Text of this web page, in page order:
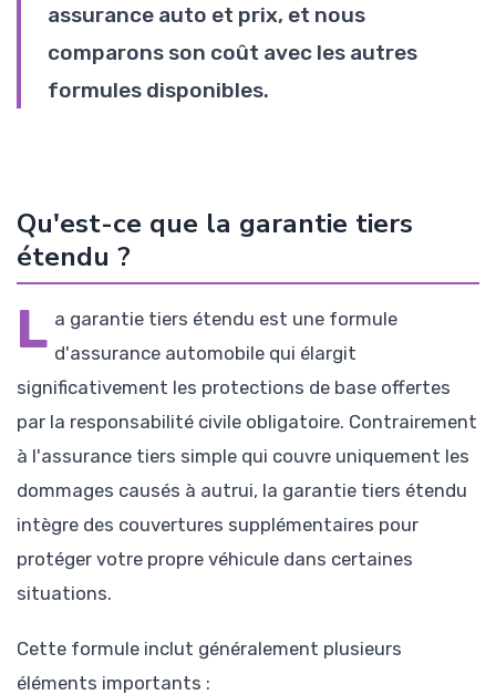
assurance auto et prix, et nous
comparons son coût avec les autres
formules disponibles.
Qu'est-ce que la garantie tiers
étendu ?
L a garantie tiers étendu est une formule
d'assurance automobile qui élargit
significativement les protections de base offertes
par la responsabilité civile obligatoire. Contrairement
à l'assurance tiers simple qui couvre uniquement les
dommages causés à autrui, la garantie tiers étendu
intègre des couvertures supplémentaires pour
protéger votre propre véhicule dans certaines
situations.
Cette formule inclut généralement plusieurs
éléments importants :